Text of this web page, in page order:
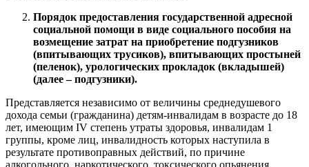
Порядок предоставления государственной адресной
социальной помощи в виде социального пособия на
возмещение затрат на приобретение подгузников
(впитывающих трусиков), впитывающих простыней
(пеленок), урологических прокладок (вкладышей)
(далее – подгузники).
Представляется независимо от величины среднедушевого
дохода семьи (гражданина) детям-инвалидам в возрасте до 18
лет, имеющим IV степень утраты здоровья, инвалидам 1
группы, кроме лиц, инвалидность которых наступила в
результате противоправных действий, по причине
алкогольного, наркотического, токсического опьянения,